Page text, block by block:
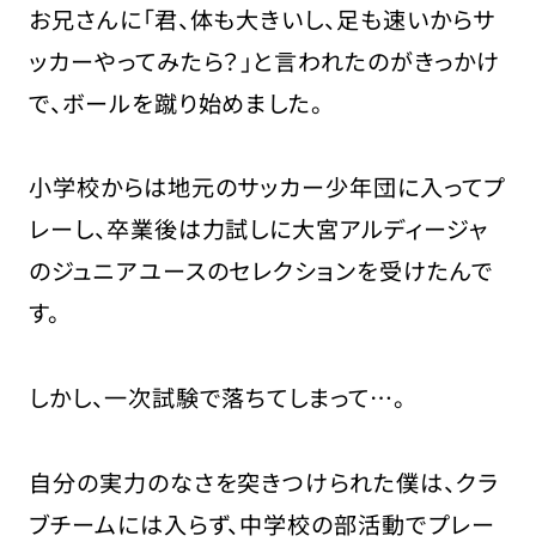
お兄さんに「君、体も大きいし、足も速いからサ
ッカーやってみたら？」と言われたのがきっかけ
で、ボールを蹴り始めました。
小学校からは地元のサッカー少年団に入ってプ
レーし、卒業後は力試しに大宮アルディージャ
のジュニアユースのセレクションを受けたんで
す。
しかし、一次試験で落ちてしまって…。
自分の実力のなさを突きつけられた僕は、クラ
ブチームには入らず、中学校の部活動でプレー